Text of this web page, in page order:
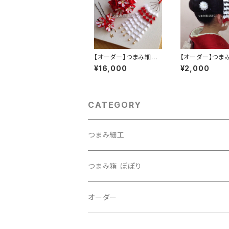
【オーダー】つまみ細工
髪飾り セット
¥16,000
【オーダー】つま
髪飾り 一点
¥2,000
CATEGORY
つまみ細工
つまみ箱 ぽぽり
オーダー